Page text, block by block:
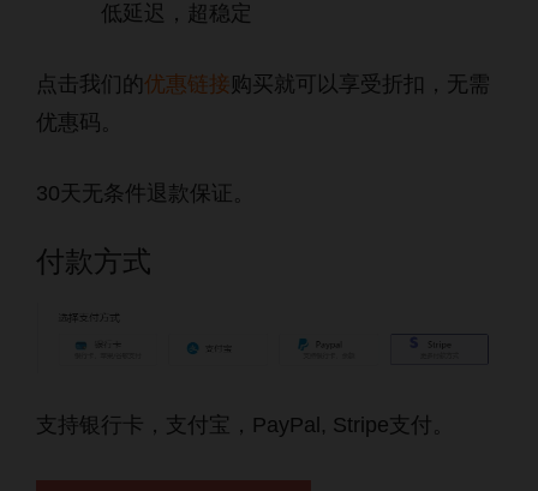
低延迟，超稳定
点击我们的优惠链接 购买就可以享受折扣，无需
优惠码。
30天无条件退款保证。
付款方式
支持银行卡，支付宝，PayPal, Stripe支付。